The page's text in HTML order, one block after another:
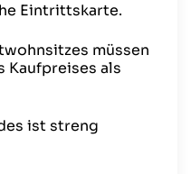
Eintrittskarte.
müssen
Kaufpreises als
ist streng